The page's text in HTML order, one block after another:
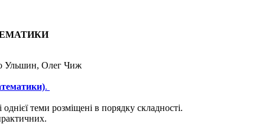
Ульшин, Олег Чиж
.
теми розміщені в порядку складності.